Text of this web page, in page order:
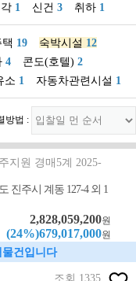
1 신건 3 취하 1
19 숙박시설 12
4 콘도(호텔) 2
소 1 자동차관련시설 1
방법 :
지원 경매5계 2025-
진주시 계동 127-4 외 1
2,828,059,200원
(24%)679,017,000원
건입니다
조회 1335